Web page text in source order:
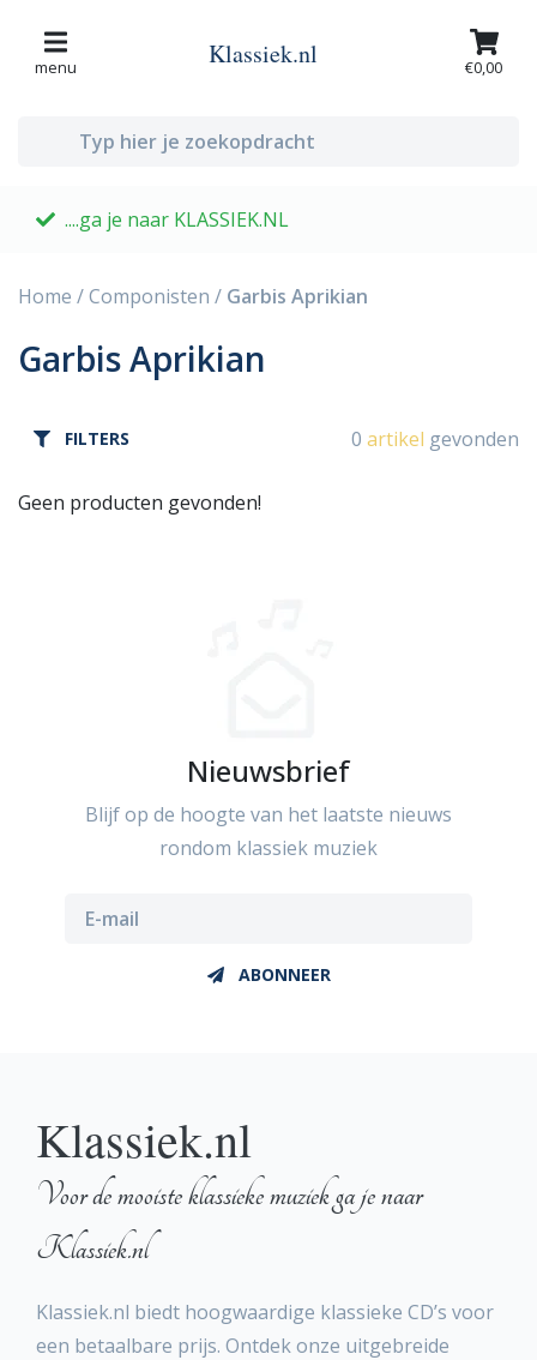
menu Klassiek.nl €0,00
....ga je naar KLASSIEK.NL
Home /Componisten / Garbis Aprikian
Garbis Aprikian
FILTERS 0 artikel gevonden
Geen producten gevonden!
Nieuwsbrief
Blijf op de hoogte van het laatste nieuws
rondom klassiek muziek
ABONNEER
Klassiek.nl
Voor de mooiste klassieke muziek ga je naar
Klassiek.nl
Klassiek.nl biedt hoogwaardige klassieke CD’s voor
een betaalbare prijs. Ontdek onze uitgebreide